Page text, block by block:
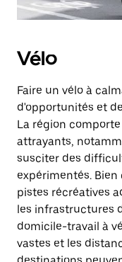
Vélo
Faire un vélo à
d'opportunités et
La région
attrayants,
susciter des
expérimentés.
pistes récréatives
les infrastructures
domicile-travail à
vastes et les